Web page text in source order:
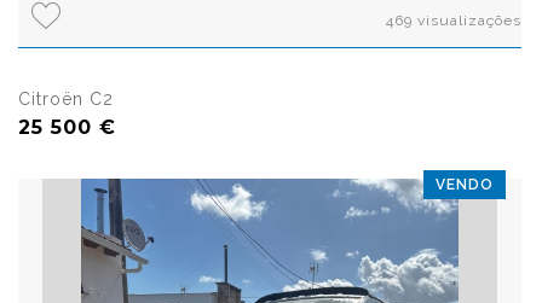
469 visualizações
Citroën C2
25 500 €
VENDO